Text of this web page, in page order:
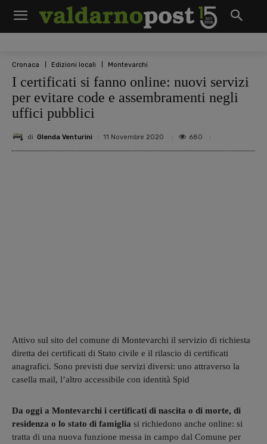
Cronaca Edizioni locali Montevarchi
I certificati si fanno online: nuovi servizi
per evitare code e assembramenti negli
uffici pubblici
di Glenda Venturini 11 Novembre 2020 680
Attivo sul sito del comune di Montevarchi il servizio di richiesta
diretta dei certificati di Stato civile e il rilascio di certificati
anagrafici. Sono previsti due servizi diversi: uno attraverso la
casella mail, l’altro accessibile con identità Spid
Da oggi a Montevarchi i certificati di nascita o di morte, di
residenza o lo stato di famiglia si richiedono anche online: si
tratta di una nuova funzione messa in campo dal Comune per